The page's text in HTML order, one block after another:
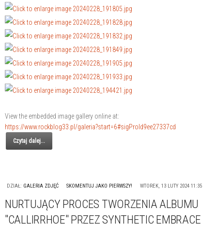
View the embedded image gallery online at:
https://www.rockblog33.pl/galeria?start=6#sigProId9ee27337cd
Czytaj dalej...
DZIAŁ: GALERIA ZDJĘĆ SKOMENTUJ JAKO PIERWSZY! WTOREK, 13 LUTY 2024 11:35
NURTUJĄCY PROCES TWORZENIA ALBUMU
"CALLIRRHOE" PRZEZ SYNTHETIC EMBRACE